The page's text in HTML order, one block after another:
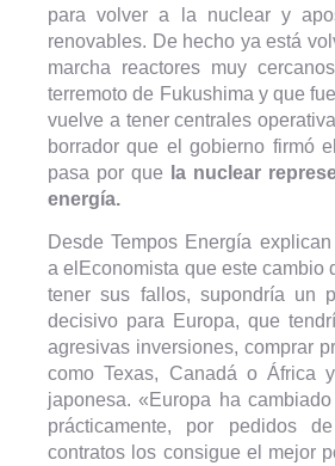
para volver a la nuclear y
renovables. De hecho ya está
marcha reactores muy
terremoto de Fukushima y que
vuelve a tener centrales
borrador que el gobierno firmó
pasa por que la nuclear
energía.
Desde Tempos Energía
a elEconomista que este cambio
tener sus fallos, supondría un
decisivo para Europa, que
agresivas inversiones, comprar
como Texas, Canadá o África
japonesa. «Europa ha
prácticamente, por pedidos
contratos los consigue el mejor